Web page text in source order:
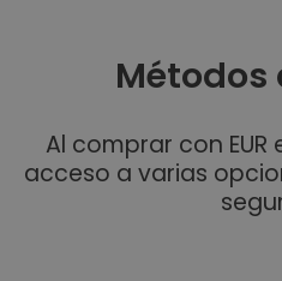
Métodos
Al comprar con
acceso a varias